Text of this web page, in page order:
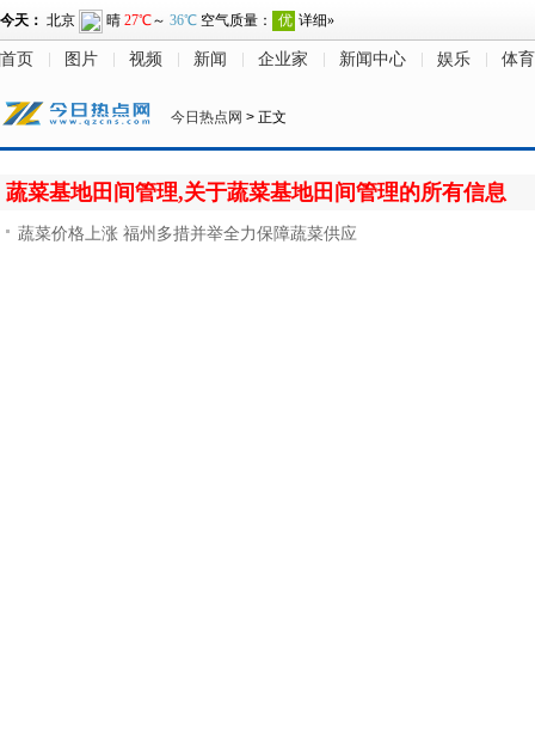
首页 图片 视频 新闻 企业家 新闻中心 娱乐 体育
今日热点网 > 正文
蔬菜基地田间管理,关于蔬菜基地田间管理的所有信息
蔬菜价格上涨 福州多措并举全力保障蔬菜供应